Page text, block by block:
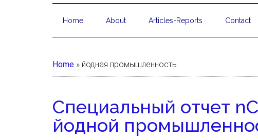
Home About Articles-Reports Contact
Home » йодная промышленность
Специальный отчет
йодной